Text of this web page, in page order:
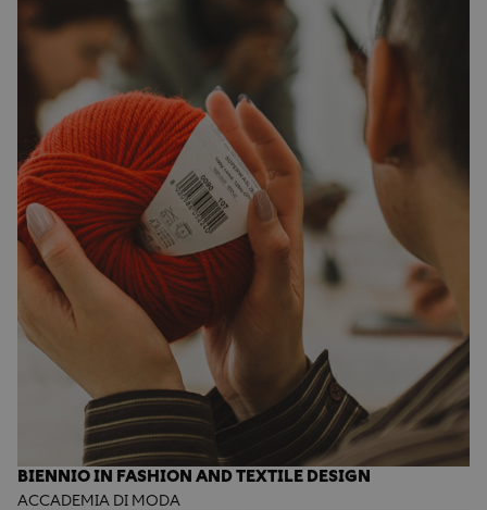
BIENNIO IN FASHION AND TEXTILE DESIGN
ACCADEMIA DI MODA